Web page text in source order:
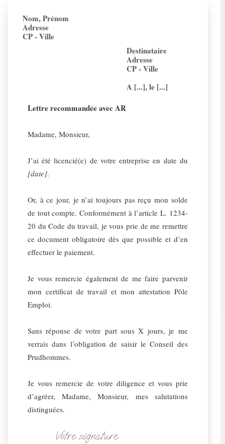
Nom, Prénom
Adresse
CP - Ville
Destinataire
Adresse
CP - Ville
A [...], le [...]
Lettre recommandée avec AR
Madame, Monsieur,
J’ai été licencié(e) de votre entreprise en date du
[date].
Or, à ce jour, je n’ai toujours pas reçu mon solde
de tout compte. Conformément à l’article L. 1234-
20 du Code du travail, je vous prie de me remettre
ce document obligatoire dès que possible et d’en
effectuer le paiement.
Je vous remercie également de me faire parvenir
mon certificat de travail et mon attestation Pôle
Emploi.
Sans réponse de votre part sous X jours, je me
verrais dans l’obligation de saisir le Conseil des
Prudhommes.
Je vous remercie de votre diligence et vous prie
d’agréer, Madame, Monsieur, mes salutations
distinguées.
Votre signature